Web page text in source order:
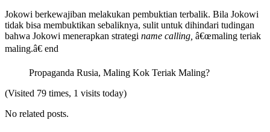
Jokowi berkewajiban melakukan pembuktian terbalik. Bila Jokowi
tidak bisa membuktikan sebaliknya, sulit untuk dihindari tudingan
bahwa Jokowi menerapkan strategi name calling, â€œmaling teriak
maling.â€ end
Propaganda Rusia, Maling Kok Teriak Maling?
(Visited 79 times, 1 visits today)
No related posts.